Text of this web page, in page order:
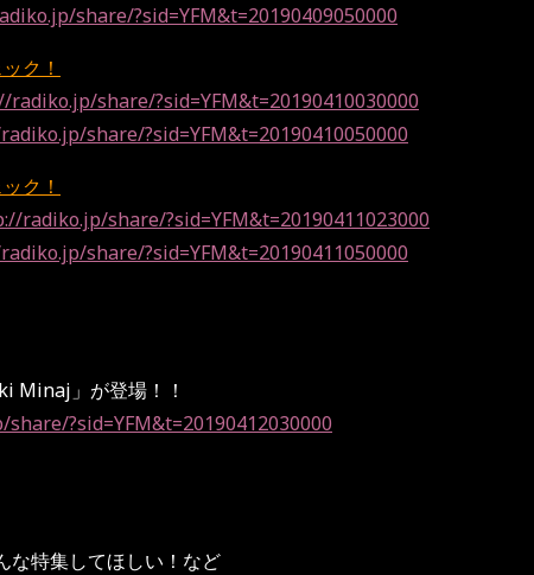
share/?sid=YFM&t=20190409050000
ク！
radiko.jp/share/?sid=YFM&t=20190410030000
share/?sid=YFM&t=20190410050000
ク！
radiko.jp/share/?sid=YFM&t=20190411023000
share/?sid=YFM&t=20190411050000
Minaj」が登場！！
?sid=YFM&t=20190412030000
な特集してほしい！など